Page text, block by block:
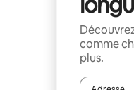
comme
plus.